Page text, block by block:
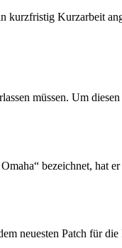
kurzfristig Kurzarbeit
müssen. Um
bezeichnet, hat
neuesten Patch für